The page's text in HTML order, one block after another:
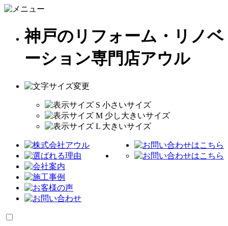
神戸のリフォーム・リノベ
ーション専門店アウル